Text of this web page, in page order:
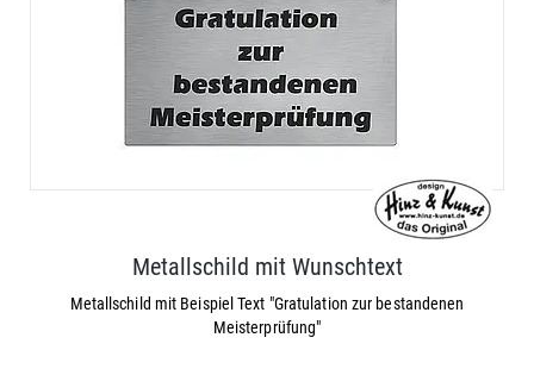
Metallschild mit Wunschtext
Metallschild mit Beispiel Text "Gratulation zur bestandenen
Meisterprüfung"